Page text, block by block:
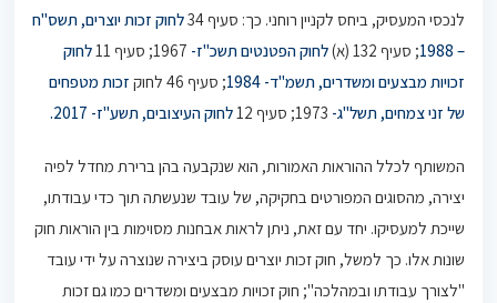
לנכסי המעסיק, ביחס לקניין רוחני. כך: סעיף 34
לחוק זכות יוצרים, תשס"ח
– 1988
; סעיף 132 (א) לחוק הפטנטים תשכ"ז-
לחוק
זכויות מבצעים ומשדרים, תשמ"ד- 1984
; סעיף 46 לחוק
זכות מטפחים
של זני צמחים, תשל"ג-
לחוק העיצובים, תשע"ז- 2017.
המשותף לכלל ההוראות האמורות, הוא שנקבעה בהן ברירת מחדל לפיה
יצירה, מהסוגים המפורטים בחקיקה, של עובד שנעשתה תוך כדי עבודתו,
שייכת למעסיקו. יחד עם זאת, ניתן לראות אבחנות מסוימות בין הוראות חוק
שונות אלו. כך למשל, חוק זכות יוצרים עוסק ביצירה שנוצרה על ידי עובד
"לצורך עבודתו ובמהלכה"; חוק זכויות מבצעים ומשדרים כמו גם זכות